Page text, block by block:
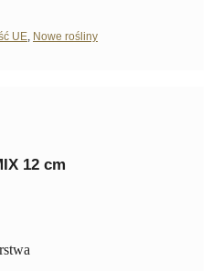
UE Nowe rośliny
12 cm